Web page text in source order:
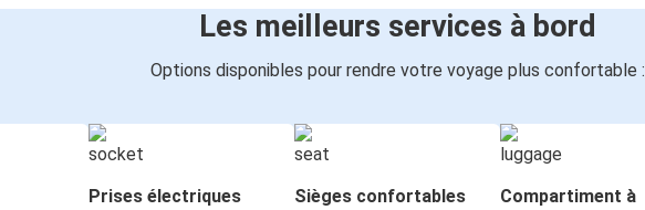
Les meilleurs services à bord
Options disponibles pour rendre votre voyage plus confortable :
Prises électriques Sièges confortables
Compartiment à